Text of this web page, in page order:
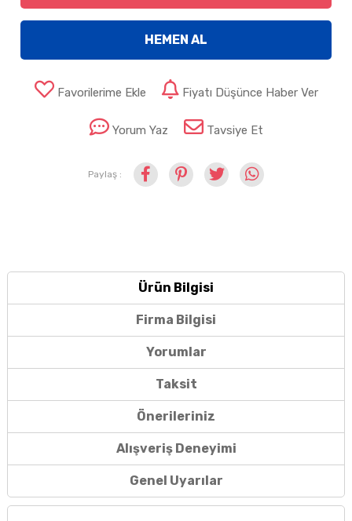
HEMEN AL
Favorilerime Ekle Fiyatı Düşünce Haber Ver
Yorum Yaz Tavsiye Et
Paylaş :
Ürün Bilgisi
Firma Bilgisi
Yorumlar
Taksit
Önerileriniz
Alışveriş Deneyimi
Genel Uyarılar